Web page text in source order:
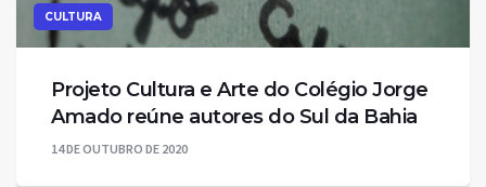
CULTURA
Projeto Cultura e Arte do Colégio Jorge
Amado reúne autores do Sul da Bahia
14 DE OUTUBRO DE 2020